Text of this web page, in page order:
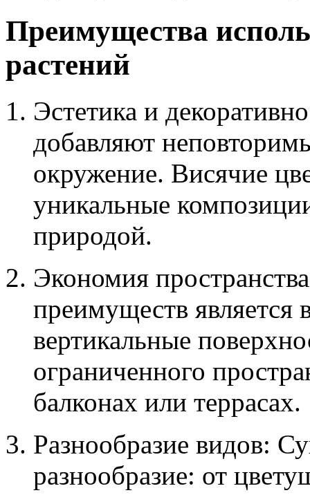
Преимущества
растений
Эстетика и
добавляют
окружение. Висячие
уникальные
природой.
Экономия
преимуществ является
вертикальные
ограниченного
балконах или террасах.
Разнообразие видов:
разнообразие: от